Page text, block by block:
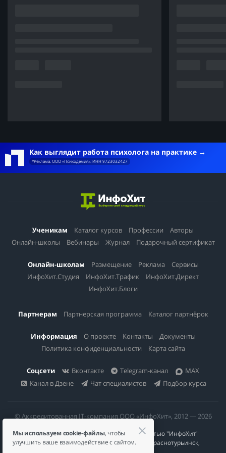
Как выглядит работа психолога на практике
*Реклама. ООО «Психодемия». ИНН 9723032427
Ученикам Каталог курсов Профессии
Авторы
Онлайн-школы
Вебинары Журнал Подарочный сертификат
Онлайн-школам Размещение Реклама
Сервисы
ИнфоХит.Студия
ИнфоХит.Трафик
ИнфоХит.Директ
ИнфоХит.Блоги
Партнерам Партнерская программа Каталог партнёрок
Информация О проекте Контакты
Документы
Политика конфиденциальности
Карта сайта
Соцсети Вконтакте Telegram-канал
MAX
Канал в Дзене
Чат специалистов Подбор курса
© Аккредитованная IT-компания ООО «ИнфоХит», 2012 — 2026
Общество с ограниченной ответственностью "ИнфоХит"
624446, Россия, Свердловская область, г. Краснотурьинск,
Мы используем cookie-файлы, чтобы
улучшить ваше взаимодействие с сайтом.